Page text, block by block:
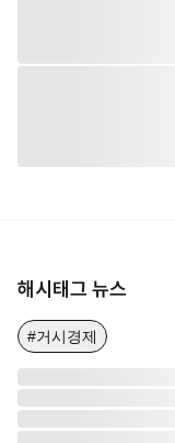
해시태그 뉴스
#거시경제